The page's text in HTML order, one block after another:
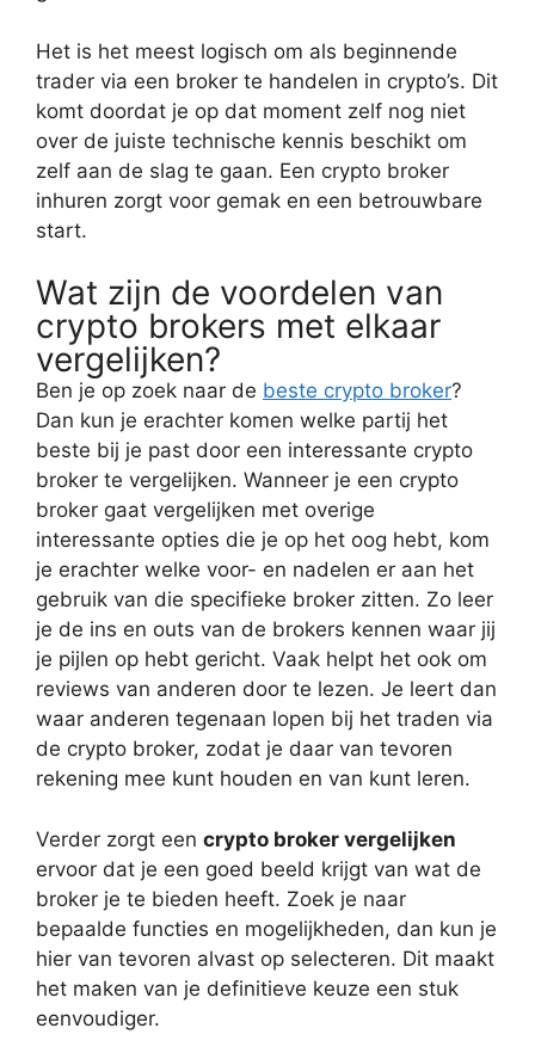
Het is het meest logisch om als beginnende
trader via een broker te handelen in crypto’s. Dit
komt doordat je op dat moment zelf nog niet
over de juiste technische kennis beschikt om
zelf aan de slag te gaan. Een crypto broker
inhuren zorgt voor gemak en een betrouwbare
start.
Wat zijn de voordelen van
crypto brokers met elkaar
vergelijken?
Ben je op zoek naar de beste crypto broker?
Dan kun je erachter komen welke partij het
beste bij je past door een interessante crypto
broker te vergelijken. Wanneer je een crypto
broker gaat vergelijken met overige
interessante opties die je op het oog hebt, kom
je erachter welke voor- en nadelen er aan het
gebruik van die specifieke broker zitten. Zo leer
je de ins en outs van de brokers kennen waar jij
je pijlen op hebt gericht. Vaak helpt het ook om
reviews van anderen door te lezen. Je leert dan
waar anderen tegenaan lopen bij het traden via
de crypto broker, zodat je daar van tevoren
rekening mee kunt houden en van kunt leren.
Verder zorgt een crypto broker vergelijken
ervoor dat je een goed beeld krijgt van wat de
broker je te bieden heeft. Zoek je naar
bepaalde functies en mogelijkheden, dan kun je
hier van tevoren alvast op selecteren. Dit maakt
het maken van je definitieve keuze een stuk
eenvoudiger.